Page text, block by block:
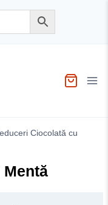
Ciocolată cu